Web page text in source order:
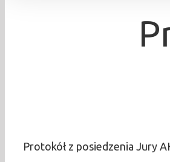
Protokół z posiedzenia Jury